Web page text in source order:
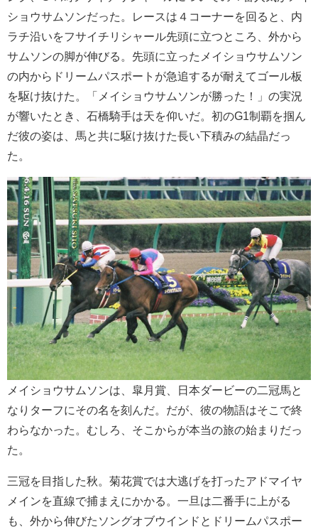
ショウサムソンだった。レースは４コーナーを回ると、内
ラチ沿いをフサイチリシャール先頭に立つところ、外から
サムソンの脚が伸びる。先頭に立ったメイショウサムソン
の内からドリームパスポートが急追するが耐えてゴール板
を駆け抜けた。「メイショウサムソンが勝った！」の実況
が響いたとき、石橋騎手は天を仰いだ。初のG1制覇を掴ん
だ彼の姿は、馬と共に駆け抜けた長い下積みの結晶だっ
た。
メイショウサムソンは、皐月賞、日本ダービーの二冠馬と
なりターフにその名を刻んだ。だが、彼の物語はそこで終
わらなかった。むしろ、そこからが本当の旅の始まりだっ
た。
三冠を目指した秋。菊花賞では大逃げを打ったアドマイヤ
メインを直線で捕まえにかかる。一旦は二番手に上がる
も、外から伸びたソングオブウインドとドリームパスポー